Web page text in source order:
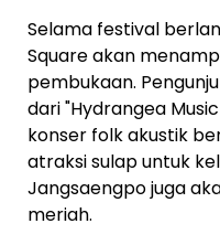
Selama festival
Square akan
pembukaan.
dari "Hydrangea
konser folk akustik
atraksi sulap untuk
Jangsaengpo juga
meriah.